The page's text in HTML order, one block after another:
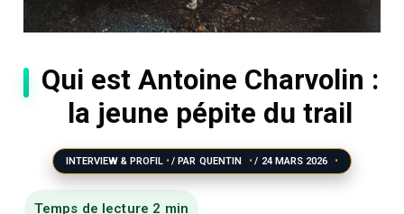
Qui est Antoine Charvolin :
la jeune pépite du trail
INTERVIEW & PROFIL / PAR QUENTIN / 24 MARS 2026